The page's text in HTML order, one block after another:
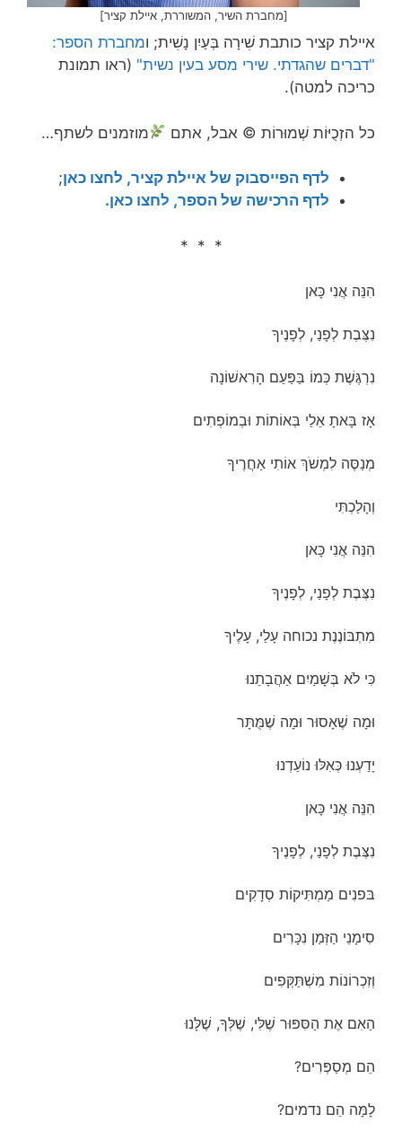
[מחברת השיר, המשוררת, איילת קציר]
איילת קציר כותבת שִׁירָה בְּעַיִן נָשִׁית; ומחברת הספר:
"דברים שהגדתי. שירי מסע בעין נשית" (ראו תמונת
כריכה למטה).
כל הזְכֻיּוֹת שְׁמוּרוֹת © אבל, אתם מוזמנים לשתף…
לדף הפייסבוק של איילת קציר, לחצו כאן;
לדף הרכישה של הספר, לחצו כאן.
* * *
הִנֵּה אֲנִי כָּאן
נִצֶּבֶת לְפָנַי, לְפָנֶיךָ
נִרְגֶּשֶׁת כְּמוֹ בַּפַּעַם הָרִאשׁוֹנָה
אָז בָּאתָ אֵלַי בְּאוֹתוֹת וּבְמוֹפְתִים
מְנַסֶּה לִמְשֹׁךְ אוֹתִי אַחֲרֶיךָ
וְהָלַכְתִּי
הִנֵּה אֲנִי כָּאן
נִצֶּבֶת לְפָנַי, לְפָנֶיךָ
מִתְבּוֹנֶנֶת נכוחה עָלַי, עָלֶיךָ
כִּי לֹא בְּשָׁמַיִם אַהֲבָתֵנוּ
וּמָה שֶׁאָסוּר וּמָה שֶׁמֻּתָּר
יָדַעְנוּ כְּאִלּוּ נוֹעַדְנוּ
הִנֵּה אֲנִי כָּאן
נִצֶּבֶת לְפָנַי, לְפָנֶיךָ
בּפנִים מַמְתִּיקוֹת סְדָקִים
סִימָנֵי הַזְּמַן נִכָּרִים
וְזִכְרוֹנוֹת מִשְׁתַּקְּפִים
הַאִם אֶת הַסִּפּוּר שֶׁלִּי, שֶׁלְּךָ, שֶׁלָּנוּ
הֵם מְסַפְּרִים?
לָמָּה הֵם נדמים?